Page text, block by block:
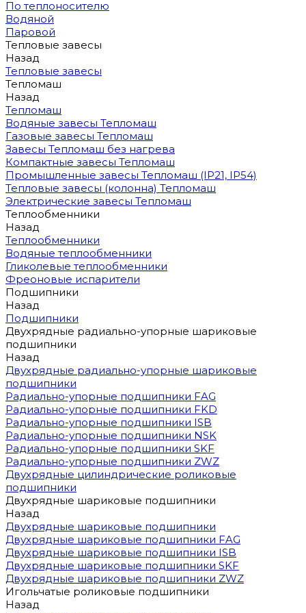
По теплоносителю
Водяной
Паровой
Тепловые завесы
Назад
Тепловые завесы
Тепломаш
Назад
Тепломаш
Водяные завесы Тепломаш
Газовые завесы Тепломаш
Завесы Тепломаш без нагрева
Компактные завесы Тепломаш
Промышленные завесы Тепломаш (IP21, IP54)
Тепловые завесы (колонна) Тепломаш
Электрические завесы Тепломаш
Теплообменники
Назад
Теплообменники
Водяные теплообменники
Гликолевые теплообменники
Фреоновые испарители
Подшипники
Назад
Подшипники
Двухрядные радиально-упорные шариковые
подшипники
Назад
Двухрядные радиально-упорные шариковые
подшипники
Радиально-упорные подшипники FAG
Радиально-упорные подшипники FKD
Радиально-упорные подшипники ISB
Радиально-упорные подшипники NSK
Радиально-упорные подшипники SKF
Радиально-упорные подшипники ZWZ
Двухрядные цилиндрические роликовые
подшипники
Двухрядные шариковые подшипники
Назад
Двухрядные шариковые подшипники
Двухрядные шариковые подшипники FAG
Двухрядные шариковые подшипники ISB
Двухрядные шариковые подшипники SKF
Двухрядные шариковые подшипники ZWZ
Игольчатые роликовые подшипники
Назад